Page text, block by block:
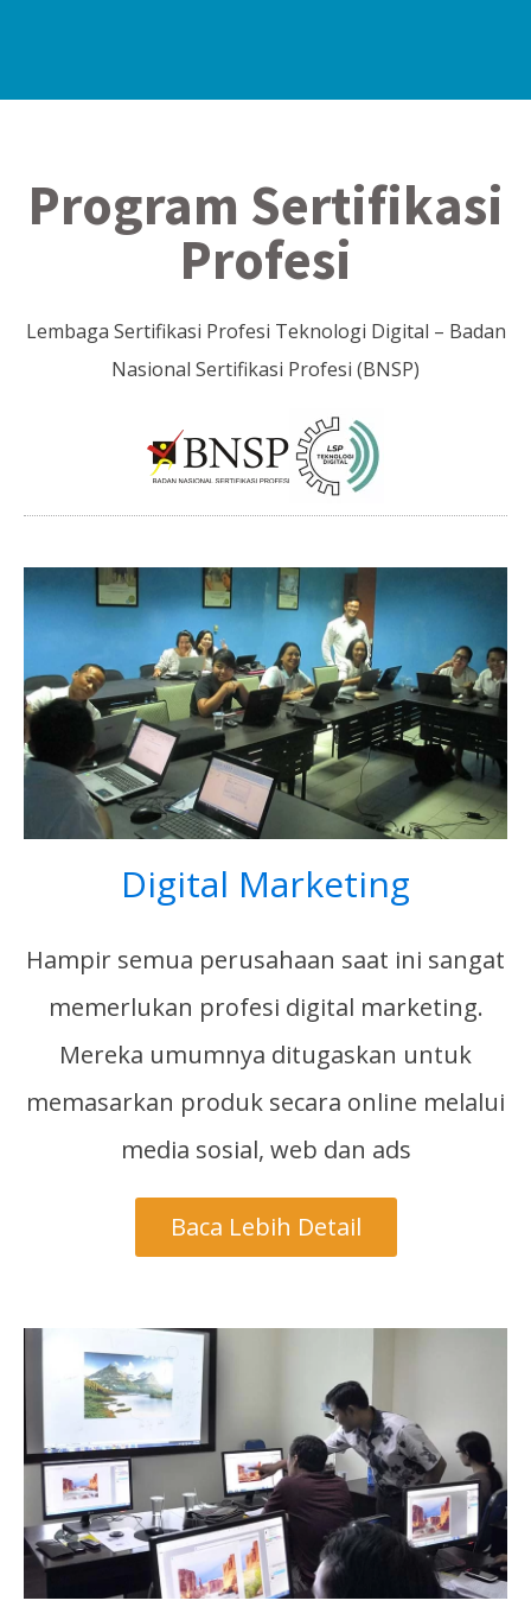
Program Sertifikasi
Profesi
Lembaga Sertifikasi Profesi Teknologi Digital – Badan
Nasional Sertifikasi Profesi (BNSP)
Digital Marketing
Hampir semua perusahaan saat ini sangat
memerlukan profesi digital marketing.
Mereka umumnya ditugaskan untuk
memasarkan produk secara online melalui
media sosial, web dan ads
Baca Lebih Detail